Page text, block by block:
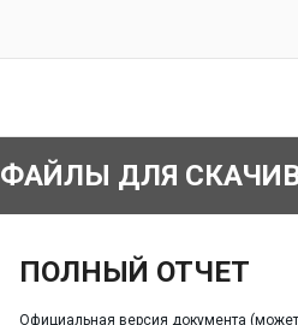
ФАЙЛЫ ДЛЯ
ПОЛНЫЙ ОТЧЕТ
Официальная версия документа (может